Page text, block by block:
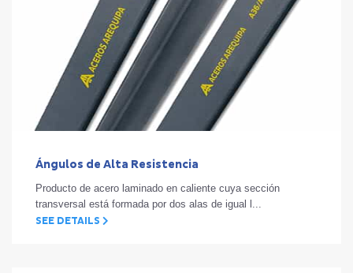
Ángulos de Alta Resistencia
Producto de acero laminado en caliente cuya sección
transversal está formada por dos alas de igual l...
SEE DETAILS